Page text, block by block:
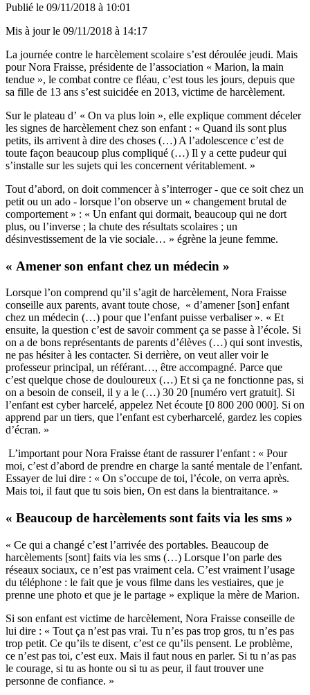
Publié le 09/11/2018 à 10:01
Mis à jour le 09/11/2018 à 14:17
La journée contre le harcèlement scolaire s’est déroulée jeudi. Mais
pour Nora Fraisse, présidente de l’association « Marion, la main
tendue », le combat contre ce fléau, c’est tous les jours, depuis que
sa fille de 13 ans s’est suicidée en 2013, victime de harcèlement.
Sur le plateau d’ « On va plus loin », elle explique comment déceler
les signes de harcèlement chez son enfant : « Quand ils sont plus
petits, ils arrivent à dire des choses (…) A l’adolescence c’est de
toute façon beaucoup plus compliqué (…) Il y a cette pudeur qui
s’installe sur les sujets qui les concernent véritablement. »
Tout d’abord, on doit commencer à s’interroger - que ce soit chez un
petit ou un ado - lorsque l’on observe un « changement brutal de
comportement » : « Un enfant qui dormait, beaucoup qui ne dort
plus, ou l’inverse ; la chute des résultats scolaires ; un
désinvestissement de la vie sociale… » égrène la jeune femme.
« Amener son enfant chez un médecin »
Lorsque l’on comprend qu’il s’agit de harcèlement, Nora Fraisse
conseille aux parents, avant toute chose, « d’amener [son] enfant
chez un médecin (…) pour que l’enfant puisse verbaliser ». « Et
ensuite, la question c’est de savoir comment ça se passe à l’école. Si
on a de bons représentants de parents d’élèves (…) qui sont investis,
ne pas hésiter à les contacter. Si derrière, on veut aller voir le
professeur principal, un référant…, être accompagné. Parce que
c’est quelque chose de douloureux (…) Et si ça ne fonctionne pas, si
on a besoin de conseil, il y a le (…) 30 20 [numéro vert gratuit]. Si
l’enfant est cyber harcelé, appelez Net écoute [0 800 200 000]. Si on
apprend par un tiers, que l’enfant est cyberharcelé, gardez les copies
d’écran. »
L’important pour Nora Fraisse étant de rassurer l’enfant : « Pour
moi, c’est d’abord de prendre en charge la santé mentale de l’enfant.
Essayer de lui dire : « On s’occupe de toi, l’école, on verra après.
Mais toi, il faut que tu sois bien, On est dans la bientraitance. »
« Beaucoup de harcèlements sont faits via les sms »
« Ce qui a changé c’est l’arrivée des portables. Beaucoup de
harcèlements [sont] faits via les sms (…) Lorsque l’on parle des
réseaux sociaux, ce n’est pas vraiment cela. C’est vraiment l’usage
du téléphone : le fait que je vous filme dans les vestiaires, que je
prenne une photo et que je le partage » explique la mère de Marion.
Si son enfant est victime de harcèlement, Nora Fraisse conseille de
lui dire : « Tout ça n’est pas vrai. Tu n’es pas trop gros, tu n’es pas
trop petit. Ce qu’ils te disent, c’est ce qu’ils pensent. Le problème,
ce n’est pas toi, c’est eux. Mais il faut nous en parler. Si tu n’as pas
le courage, si tu as honte ou si tu as peur, il faut trouver une
personne de confiance. »